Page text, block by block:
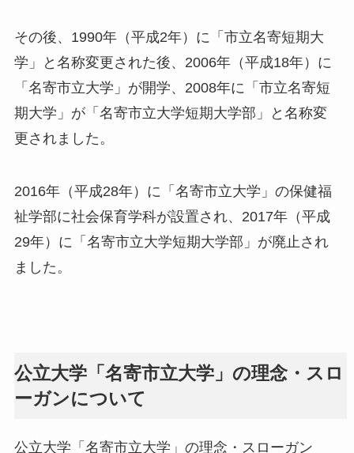
その後、1990年（平成2年）に「市立名寄短期大
学」と名称変更された後、2006年（平成18年）に
「名寄市立大学」が開学、2008年に「市立名寄短
期大学」が「名寄市立大学短期大学部」と名称変
更されました。
2016年（平成28年）に「名寄市立大学」の保健福
祉学部に社会保育学科が設置され、2017年（平成
29年）に「名寄市立大学短期大学部」が廃止され
ました。
公立大学「名寄市立大学」の理念・スロ
ーガンについて
公立大学「名寄市立大学」の理念・スローガン